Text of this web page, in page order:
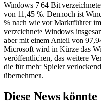
Windows 7 64 Bit
von 11,45 %. Dennoch ist
% nach wie vor Marktführer
verzeichnete Windows
aber mit einem Anteil von
Microsoft wird in Kürze das
veröffentlichen, das weitere
die für mehr Spieler
übernehmen.
Diese News